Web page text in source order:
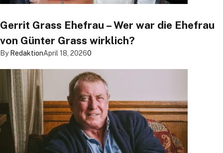
Gerrit Grass Ehefrau – Wer war die Ehefrau
von Günter Grass wirklich?
By RedaktionApril 18, 20260